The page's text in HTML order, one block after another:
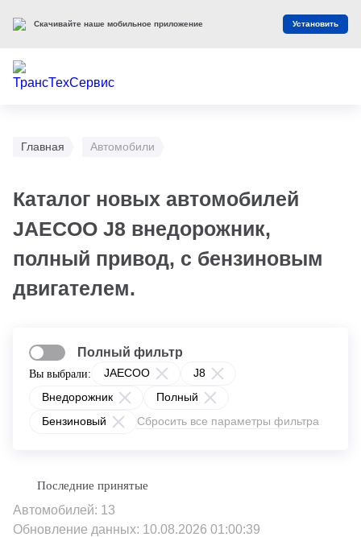
Главная Автомобили
Каталог новых автомобилей
JAECOO J8 внедорожник,
полный привод, с бензиновым
двигателем.
Вы выбрали: JAECOO
J8
Внедорожник
Полный
Бензиновый
Сбросить все параметры фильтра
Полный фильтр
Автомобилей: 13
Обновление данных: 10.08.2026 01:00:39
Скачивайте наше мобильное приложение Установить